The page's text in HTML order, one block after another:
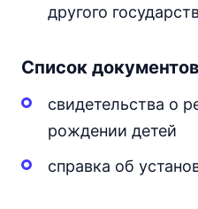
другого
Список документов
свидетельства о
рождении детей
справка об